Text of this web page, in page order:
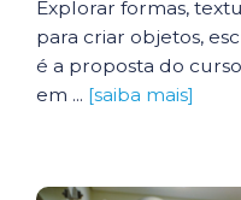
Explorar formas,
para criar objetos,
é a proposta do
em ... [saiba mais]